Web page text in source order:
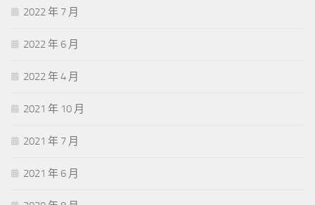
2022 年 7 月
2022 年 6 月
2022 年 4 月
2021 年 10 月
2021 年 7 月
2021 年 6 月